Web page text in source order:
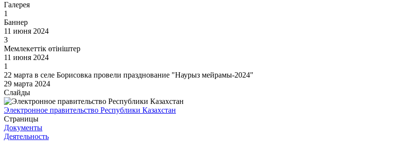
Галерея
1
Баннер
11 июня 2024
3
Мемлекеттік өтініштер
11 июня 2024
1
22 марта в селе Борисовка провели празднование "Наурыз мейрамы-2024"
29 марта 2024
Слайды
Электронное правительство Республики Казахстан
Страницы
Документы
Деятельность